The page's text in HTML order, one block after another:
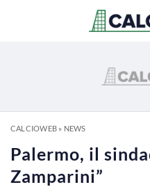
CALCIOWEB» NEWS
Palermo, il
Zamparini”